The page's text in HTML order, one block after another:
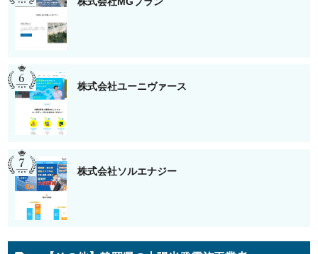
株式会社ユーニヴァース
株式会社ソルエナジー